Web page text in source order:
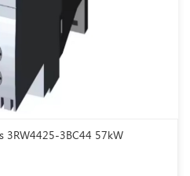
3RW4425-3BC44 57kW